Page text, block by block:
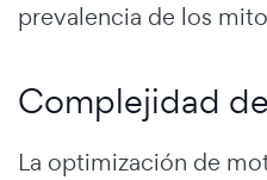
prevalencia de los
Complejidad
La optimización de